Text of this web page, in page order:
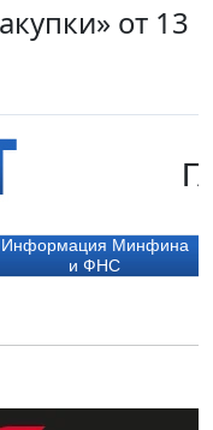
от 13
Информация Минфина
и ФНС